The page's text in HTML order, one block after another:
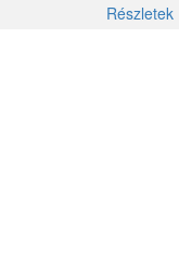
Részletek